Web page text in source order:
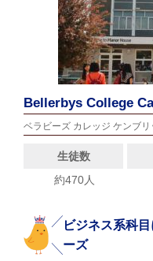
Bellerbys College
ベラビーズ カレッジ ケンブリ
生徒数
約470人
ビジネス系科
ーズ